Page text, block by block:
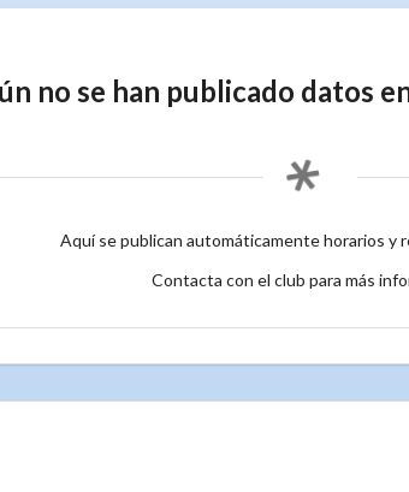
no se han publicado datos
Aquí se publican automáticamente horarios y
Contacta con el club para más